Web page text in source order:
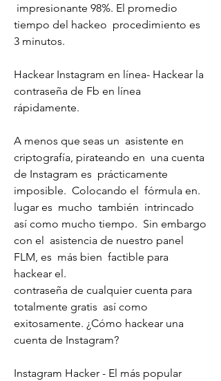
tiempo del hackeo  procedimiento es
3 minutos.
Hackear Instagram en línea- Hackear la
contraseña de Fb en línea
rápidamente.
A menos que seas un  asistente en
criptografía, pirateando en  una cuenta
de Instagram es  prácticamente
imposible.  Colocando el  fórmula en.
lugar es  mucho  también  intrincado
así como mucho tiempo.  Sin embargo
con el  asistencia de nuestro panel
FLM, es  más bien  factible para
hackear el.
contraseña de cualquier cuenta para
totalmente gratis  así como
exitosamente. ¿Cómo hackear una
cuenta de Instagram?
Instagram Hacker - El más popular